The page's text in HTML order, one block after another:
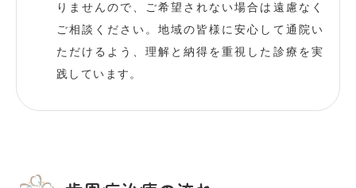
りませんので、ご希望されない場合は遠慮なく
ご相談ください。地域の皆様に安心して通院い
ただけるよう、理解と納得を重視した診療を実
践しています。